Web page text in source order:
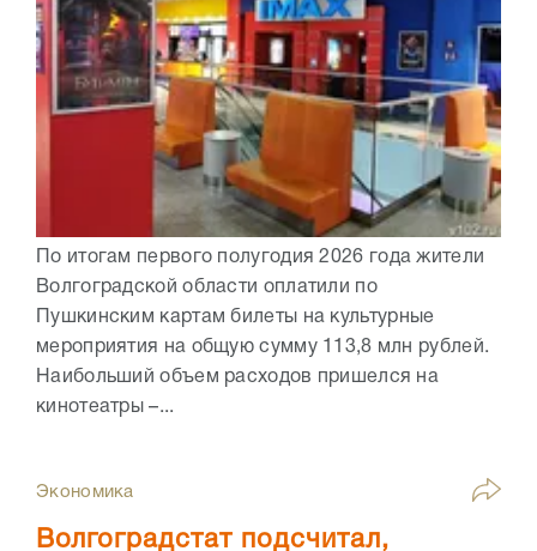
По итогам первого полугодия 2026 года жители
Волгоградской области оплатили по
Пушкинским картам билеты на культурные
мероприятия на общую сумму 113,8 млн рублей.
Наибольший объем расходов пришелся на
кинотеатры –...
Экономика
Волгоградстат подсчитал,